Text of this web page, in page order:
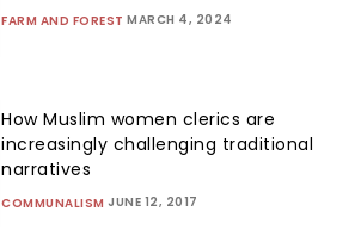
FARM AND FOREST MARCH 4, 2024
How Muslim women clerics are
increasingly challenging traditional
narratives
COMMUNALISM JUNE 12, 2017